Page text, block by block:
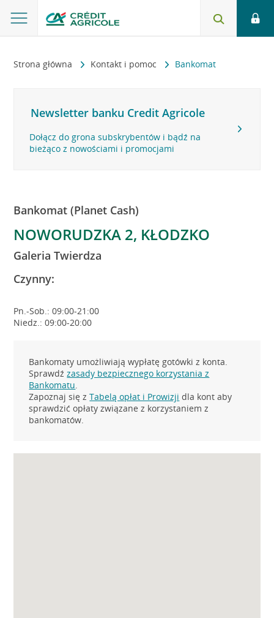
Strona główna Kontakt i pomoc Bankomat
Newsletter banku Credit Agricole
Dołącz do grona subskrybentów i bądź na
bieżąco z nowościami i promocjami
Bankomat (Planet Cash)
NOWORUDZKA 2, KŁODZKO
Galeria Twierdza
Czynny:
Pn.-Sob.: 09:00-21:00
Niedz.: 09:00-20:00
Bankomaty umożliwiają wypłatę gotówki z konta.
Sprawdźzasady bezpiecznego korzystania z
Bankomatu.
Zapoznaj się zTabelą opłat i Prowizji dla kont aby
sprawdzić opłaty związane z korzystaniem z
bankomatów.